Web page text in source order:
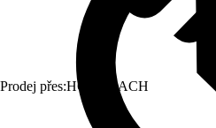
Prodej přes:HORNBACH